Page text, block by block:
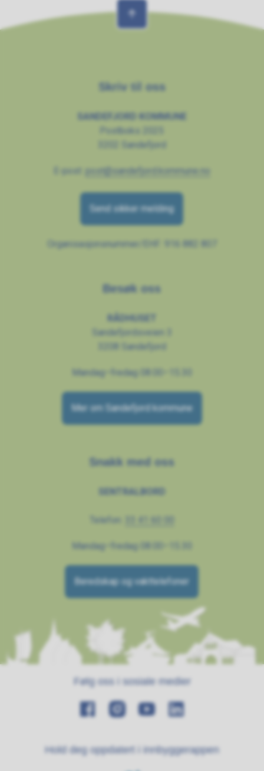
Skriv til oss
SANDEFJORD KOMMUNE
Postboks 2025
3202 Sandefjord
E-post: post@sandefjord.kommune.no
Send sikker melding
Organisasjonsnummer/EHF: 916 882 807
Besøk oss
RÅDHUSET
Sandefjordsveien 3
3208 Sandefjord
Mandag–fredag 08.00–15.30
Mer om Sandefjord kommune
Snakk med oss
SENTRALBORD
Telefon:
Mandag–fredag 08.00–15.30
Beredskap og vakttelefoner
Følg oss i sosiale medier
Hold deg oppdatert i innbyggerappen